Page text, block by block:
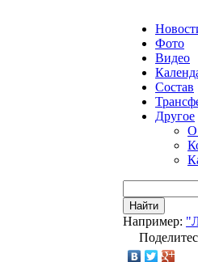
Фото
Видео
Состав
Другое
О
Найти
Например: